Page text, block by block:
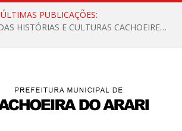
ÚLTIMAS PUBLICAÇÕES:
A VALORIZAÇÃO DAS HISTÓRIAS E CULTURAS CACHOEIRENSES